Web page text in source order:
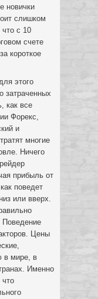
новички
слишком
что с 10
счете
короткое
этого
затраченных
как все
Форекс,
и
многие
Ничего
прибыль от
поведет
или вверх.
Поведение
Цены
в мире, в
Именно
что